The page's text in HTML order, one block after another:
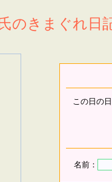
のきまぐれ日
この日の
名前：